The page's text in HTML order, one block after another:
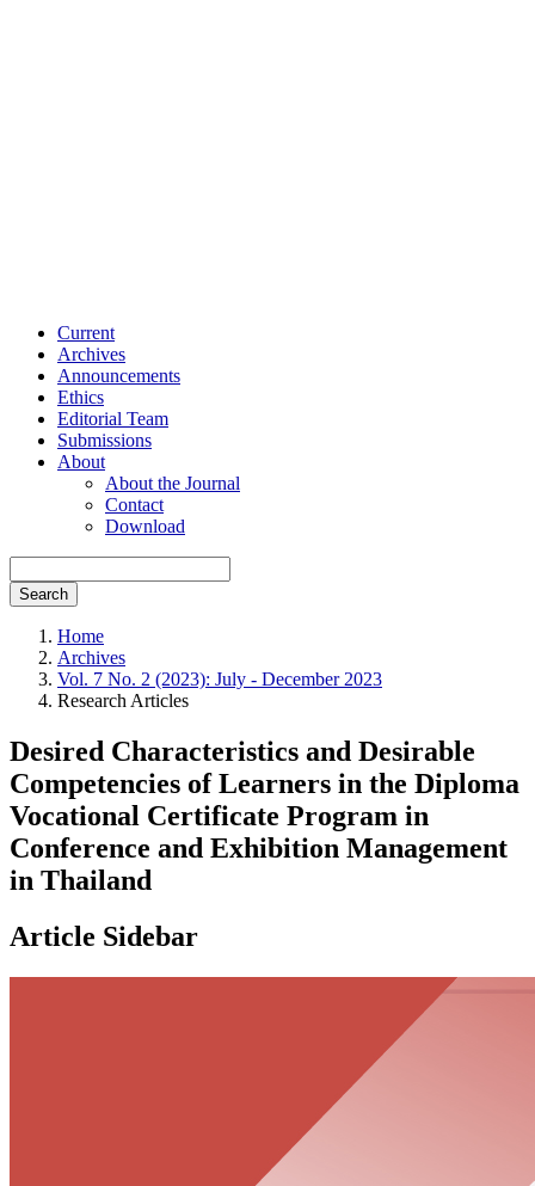
Current
Archives
Announcements
Ethics
Editorial Team
Submissions
About
About the Journal
Contact
Download
Search
Home
Archives
Vol. 7 No. 2 (2023): July - December 2023
Research Articles
Desired Characteristics and Desirable
Competencies of Learners in the Diploma
Vocational Certificate Program in
Conference and Exhibition Management
in Thailand
Article Sidebar